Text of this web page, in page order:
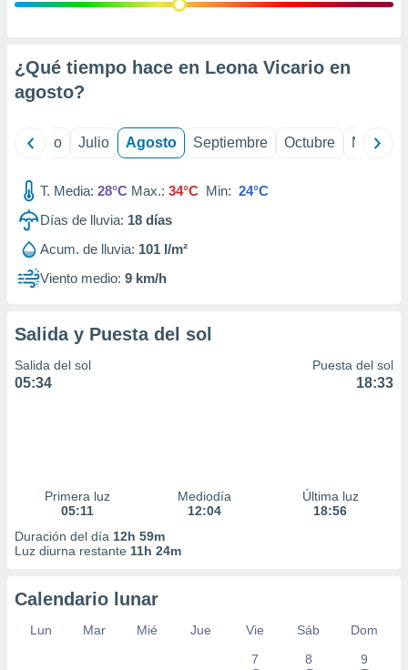
e
mediante
de
1199
¿Qué tiempo hace en Leona Vicario en
agosto?
Junio Julio Agosto Septiembre Octubre
T. Media: 28°C Max.: 34°C Min: 24°C
Días de lluvia: 18 días
Acum. de lluvia: 101 l/m²
Viento medio: 9 km/h
Salida y Puesta del sol
Salida del sol
05:34
Puesta del sol
18:33
Primera luz
05:11
Mediodía
12:04
Última luz
18:56
Duración del día 12h 59m
Luz diurna restante 11h 24m
Calendario lunar
Lun Mar Mié Jue Vie Sáb
Dom
7
8 9